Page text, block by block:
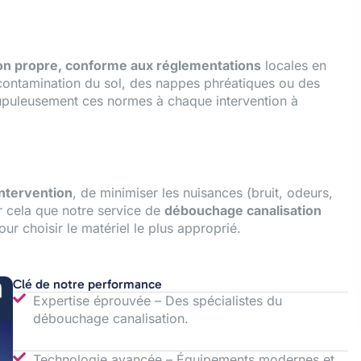
propre, conforme aux réglementations locales en
du sol, des nappes phréatiques ou des
ces normes à chaque intervention à
, de minimiser les nuisances (bruit, odeurs,
cela que notre service de débouchage canalisation
choisir le matériel le plus approprié.
Clé de notre performance
Expertise éprouvée – Des spécialistes du
débouchage canalisation.